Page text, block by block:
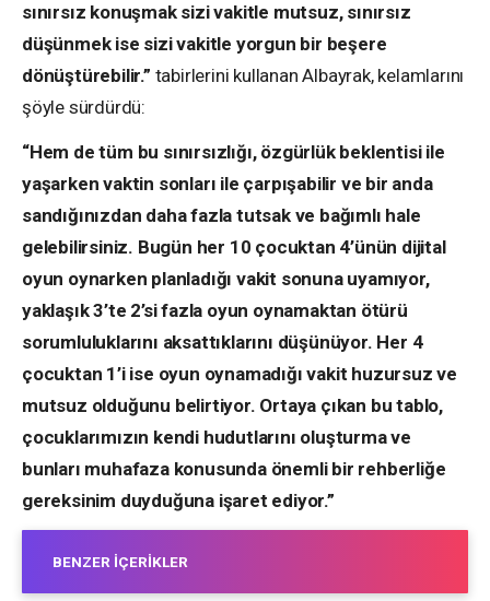
sınırsız konuşmak sizi vakitle mutsuz, sınırsız
düşünmek ise sizi vakitle yorgun bir beşere
dönüştürebilir.” tabirlerini kullanan Albayrak, kelamlarını
şöyle sürdürdü:
“Hem de tüm bu sınırsızlığı, özgürlük beklentisi ile
yaşarken vaktin sonları ile çarpışabilir ve bir anda
sandığınızdan daha fazla tutsak ve bağımlı hale
gelebilirsiniz. Bugün her 10 çocuktan 4’ünün dijital
oyun oynarken planladığı vakit sonuna uyamıyor,
yaklaşık 3’te 2’si fazla oyun oynamaktan ötürü
sorumluluklarını aksattıklarını düşünüyor. Her 4
çocuktan 1’i ise oyun oynamadığı vakit huzursuz ve
mutsuz olduğunu belirtiyor. Ortaya çıkan bu tablo,
çocuklarımızın kendi hudutlarını oluşturma ve
bunları muhafaza konusunda önemli bir rehberliğe
gereksinim duyduğuna işaret ediyor.”
BENZER İÇERIKLER